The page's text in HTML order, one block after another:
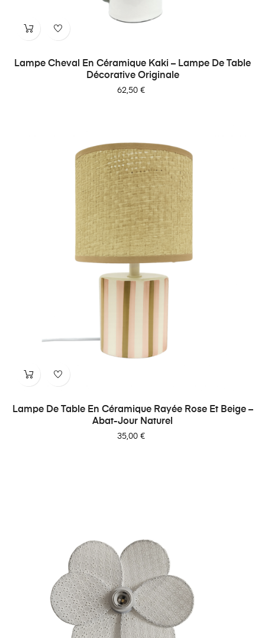
Lampe Cheval En Céramique Kaki – Lampe De Table
Décorative Originale
Prix
62,50 €
Lampe De Table En Céramique Rayée Rose Et Beige –
Abat-Jour Naturel
Prix
35,00 €